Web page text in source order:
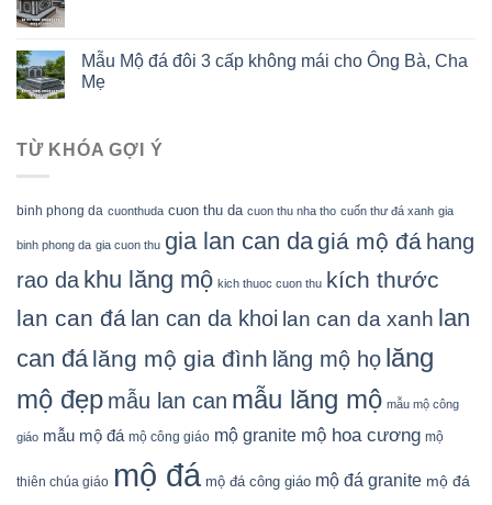
Mẫu Mộ đá đôi 3 cấp không mái cho Ông Bà, Cha
Mẹ
TỪ KHÓA GỢI Ý
binh phong da cuonthuda cuon thu da cuon thu nha tho cuốn thư đá xanh gia
binh phong da gia cuon thu gia lan can dagiá mộ đá hang
rao da khu lăng mộ kich thuoc cuon thu kích thước
lan can đá lan can da khoi lan can da xanh lan
can đá lăng mộ gia đình lăng mộ họ lăng
mộ đẹp mẫu lan can mẫu lăng mộ mẫu mộ công
giáo mẫu mộ đá mộ công giáo mộ granite mộ hoa cương mộ
thiên chúa giáo mộ đá mộ đá công giáo mộ đá granite mộ đá